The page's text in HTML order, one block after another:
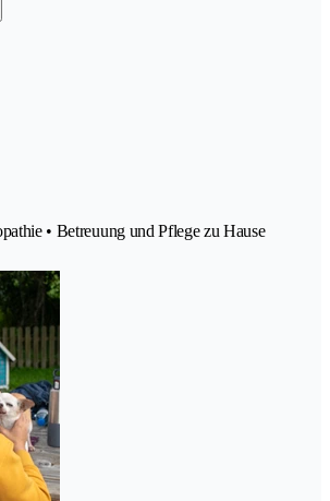
• Betreuung und Pflege zu Hause